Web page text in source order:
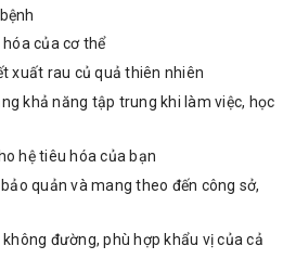
của cơ thể
xuất rau củ quả thiên nhiên
khả năng tập trung khi làm việc, học
hệ tiêu hóa của bạn
quản và mang theo đến công sở,
đường, phù hợp khẩu vị của cả